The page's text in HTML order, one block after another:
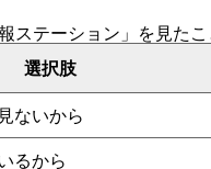
ステーション」を見た
選択肢
ないから
るから